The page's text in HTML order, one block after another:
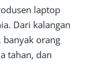
laptop
Dari kalangan
banyak orang
tahan, dan